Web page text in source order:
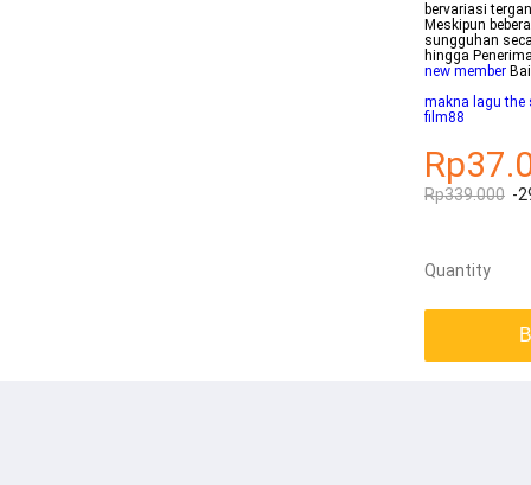
bervariasi
Meskipun
sungguhan
hingga
new member
makna lagu the
film88
Rp339.000 -
Quantity